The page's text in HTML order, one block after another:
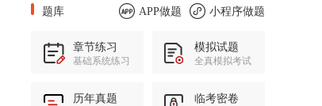
题库 APP做题 小程序做题
章节练习
基础系统练习
模拟试题
全真模拟考试
历年真题 临考密卷